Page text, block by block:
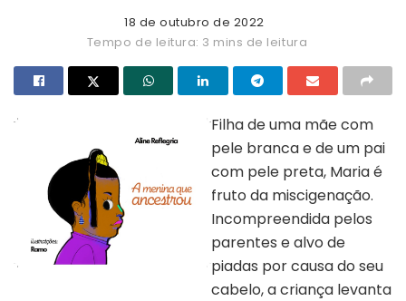
18 de outubro de 2022
Tempo de leitura: 3 mins de leitura
Filha de uma mãe com
pele branca e de um pai
com pele preta, Maria é
fruto da miscigenação.
Incompreendida pelos
parentes e alvo de
piadas por causa do seu
cabelo, a criança levanta